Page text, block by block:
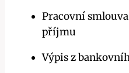
Pracovní
příjmu
Výpis z